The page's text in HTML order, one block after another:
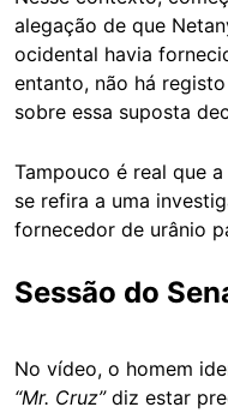
alegação de que
ocidental havia
entanto, não há
sobre essa suposta
Tampouco é real que
se refira a uma
fornecedor de urânio
Sessão do
No vídeo, o homem
“Mr. Cruz” diz estar